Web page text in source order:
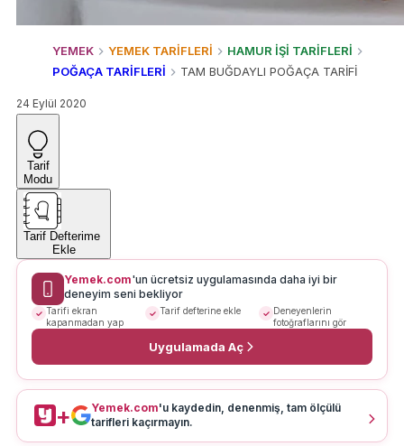
YEMEK YEMEK TARİFLERİ
HAMUR İŞİ TARİFLERİ
POĞAÇA TARİFLERİ
TAM BUĞDAYLI POĞAÇA TARİFİ
24 Eylül 2020
Tarif
Modu
Tarif Defterime
Ekle
Yemek.com'un ücretsiz uygulamasında daha iyi bir
deneyim seni bekliyor
Tarifi ekran
kapanmadan yap
Tarif defterine ekle
Deneyenlerin
fotoğraflarını gör
Uygulamada Aç
+ Yemek.com'u kaydedin, denenmiş, tam ölçülü
tarifleri kaçırmayın.